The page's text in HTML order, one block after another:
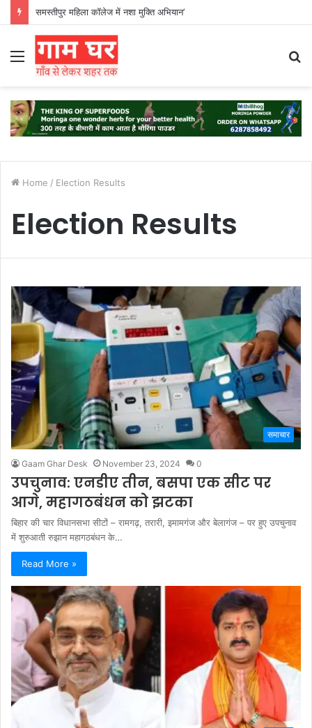
समस्तीपुर महिला कॉलेज में नशा मुक्ति अभियान’
Menu
Home / Election Results
Election Results
समाचार
Gaam Ghar Desk November 23, 2024 0
उपचुनाव: एनडीए तीन, बसपा एक सीट पर
आगे, महागठबंधन को झटका
बिहार की चार विधानसभा सीटों – रामगढ़, तरारी, इमामगंज और बेलागंज – पर हुए उपचुनाव
में शुरुआती रुझान महागठबंधन के…
Read More »